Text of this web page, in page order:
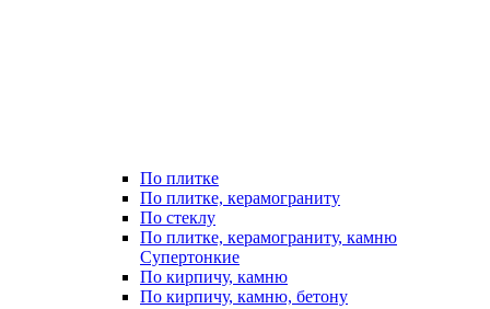
По плитке
По плитке, керамограниту
По стеклу
По плитке, керамограниту, камню
Супертонкие
По кирпичу, камню
По кирпичу, камню, бетону